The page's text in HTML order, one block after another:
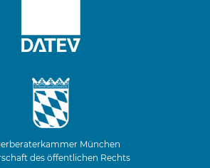
München
des öffentlichen Rechts